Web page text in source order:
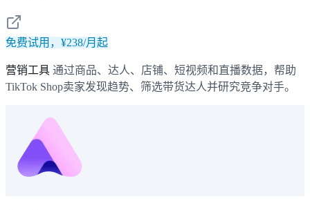
免费试用，¥238/月起
营销工具 通过商品、达人、店铺、短视频和直播数据，帮助
TikTok Shop卖家发现趋势、筛选带货达人并研究竞争对手。